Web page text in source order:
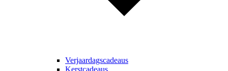
Verjaardagscadeaus
Kerstcadeaus